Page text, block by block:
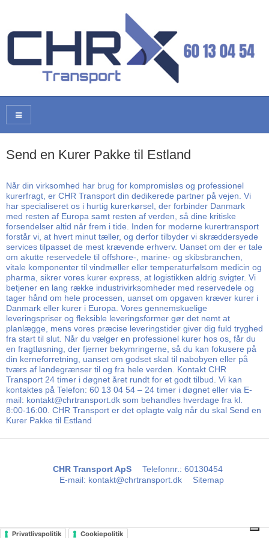
Send en Kurer Pakke til Estland
Når din virksomhed har brug for kompromisløs og professionel
kurerfragt, er CHR Transport din dedikerede partner på vejen. Vi
har specialiseret os i hurtig kurerkørsel, der forbinder Danmark
med resten af Europa samt resten af verden, så dine kritiske
forsendelser altid når frem i tide. Inden for moderne kurertransport
forstår vi, at hvert minut tæller, og derfor tilbyder vi skræddersyede
services tilpasset de mest krævende erhverv. Uanset om der er tale
om akutte reservedele til offshore-, marine- og skibsbranchen,
vitale komponenter til vindmøller eller temperaturfølsom medicin og
pharma, sikrer vores kurer express, at logistikken aldrig svigter. Vi
betjener en lang række industrivirksomheder med reservedele og
tager hånd om hele processen, uanset om opgaven kræver kurer i
Danmark eller kurer i Europa. Vores gennemskuelige
leveringspriser og fleksible leveringsformer gør det nemt at
planlægge, mens vores præcise leveringstider giver dig fuld tryghed
fra start til slut. Når du vælger en professionel kurer hos os, får du
en fragtløsning, der fjerner bekymringerne, så du kan fokusere på
din kerneforretning, uanset om godset skal til nabobyen eller på
tværs af landegrænser til og fra hele verden. Kontakt CHR
Transport 24 timer i døgnet året rundt for et godt tilbud. Vi kan
kontaktes på Telefon: 60 13 04 54 – 24 timer i døgnet eller via E-
mail: kontakt@chrtransport.dk som behandles hverdage fra kl.
8:00-16:00. CHR Transport er det oplagte valg når du skal Send en
Kurer Pakke til Estland
CHR Transport ApS Telefonnr.: 60130454
E-mail: kontakt@chrtransport.dk Sitemap
Privatlivspolitik Cookiepolitik